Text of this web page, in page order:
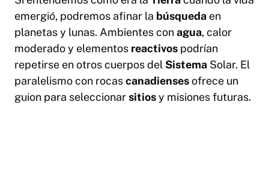
emergió, podremos afinar la búsqueda en
planetas y lunas. Ambientes conagua, calor
moderado y elementos reactivos podrían
repetirse en otros cuerpos del Sistema Solar. El
paralelismo con rocascanadiensesofrece un
guion para seleccionarsitiosy misiones futuras.